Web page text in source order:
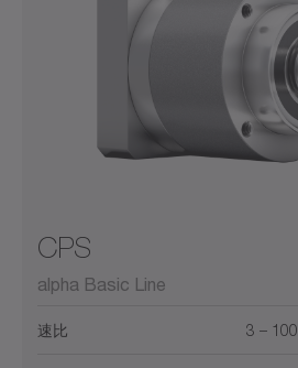
CPS
alpha Basic Line
速比 3 – 100